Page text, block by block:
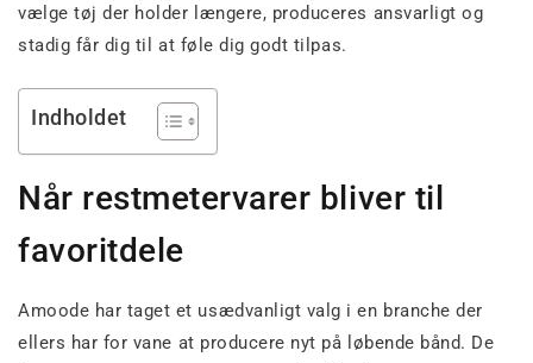
vælge tøj der holder længere, produceres ansvarligt og
stadig får dig til at føle dig godt tilpas.
Indholdet
Når restmetervarer bliver til
favoritdele
Amoode har taget et usædvanligt valg i en branche der
ellers har for vane at producere nyt på løbende bånd. De